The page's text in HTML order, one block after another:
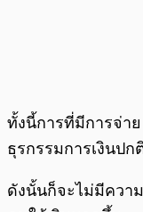
ทั้งนี้การที่มีการจ่า
ธุรกรรมการเงินปก
ดังนั้นก็จะไม่มีควา